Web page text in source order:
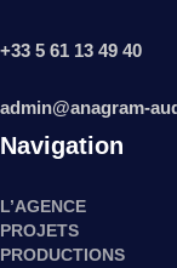
+33 5 61 13 49 40
admin@anagram-
Navigation
L’AGENCE
PROJETS
PRODUCTIONS